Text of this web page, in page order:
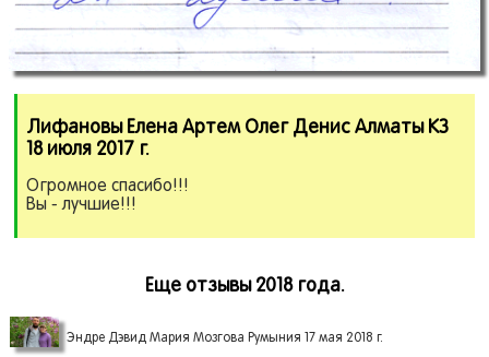
Лифановы Елена Артем Олег Денис Алматы КЗ
18 июля 2017 г.
Огромное спасибо!!!
Вы - лучшие!!!
Еще отзывы 2018 года.
Эндре Дэвид Мария Мозгова Румыния 17 мая 2018 г.